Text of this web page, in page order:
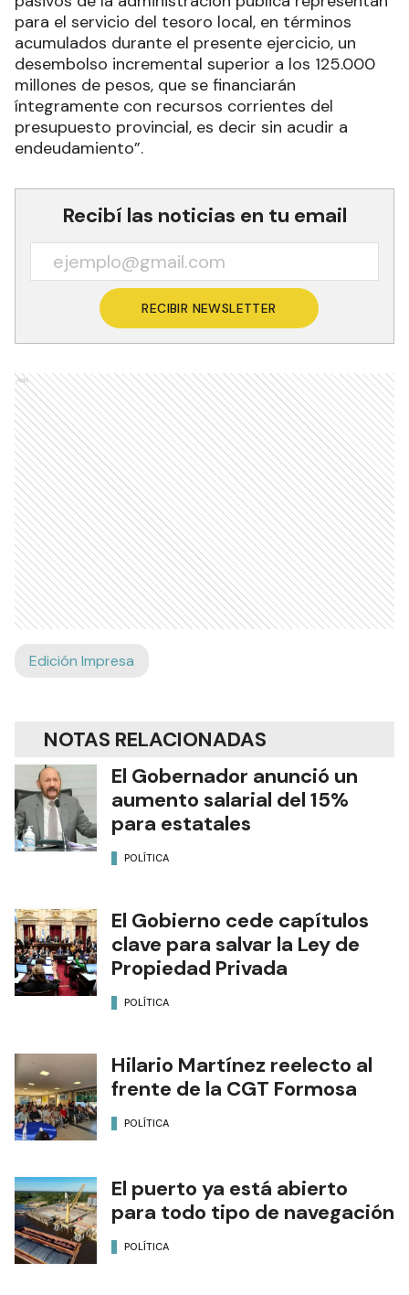
para el servicio del tesoro local, en términos
acumulados durante el presente ejercicio, un
desembolso incremental superior a los 125.000
millones de pesos, que se financiarán
íntegramente con recursos corrientes del
presupuesto provincial, es decir sin acudir a
endeudamiento”.
Recibí las noticias en tu email
RECIBIR NEWSLETTER
Ads
Edición Impresa
NOTAS RELACIONADAS
El Gobernador anunció un
aumento salarial del 15%
para estatales
POLÍTICA
El Gobierno cede capítulos
clave para salvar la Ley de
Propiedad Privada
POLÍTICA
Hilario Martínez reelecto al
frente de la CGT Formosa
POLÍTICA
El puerto ya está abierto
para todo tipo de navegación
POLÍTICA